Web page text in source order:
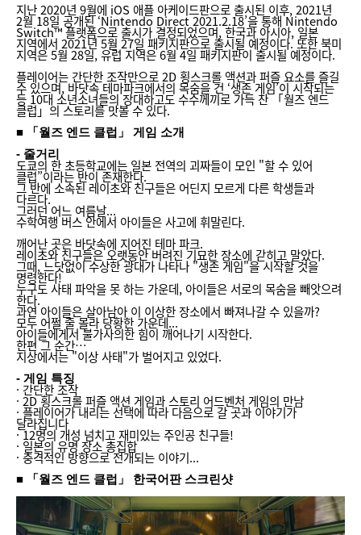
지난 2020년 9월에 iOS 애플 아케이드판으로 출시된 이후, 2021년
2월 18일 공개된 ‘Nintendo Direct 2021.2.18’을 통해 Nintendo
Switch™ 플랫폼으로 출시가 결정되었으며, 한국과 아시아, 일본
지역에서 2021년 5월 27일 패키지판으로 출시될 예정이다. 또한 북미
지역은 5월 28일, 유럽 지역은 6월 4일 패키지판이 출시될 예정이다.
플레이어는 간단한 조작만으로 2D 횡스크롤 액션과 퍼즐 요소를 즐길
수 있으며, 바닷속 테마파크에서의 목숨을 건 ‘생존 게임’이 시작되는
등 10대 소년소녀들의 장대하고도 수수께끼로 가득 찬 「월즈 엔드
클럽」의 스토리를 맛볼 수 있다.
■ 「월즈 엔드 클럽」 게임 소개
- 줄거리
도쿄의 한 초등학교에는 일본 전역의 괴짜들이 모인 "할 수 있어
클럽”이라는 반이 존재한다.
그 반에 소속된 레이초와 친구들은 어딘지 모르게 다른 학생들과
다르다.
그러던 어느 여름날...
수학여행 버스 안에서 아이들은 사고에 휘말린다.
깨어난 곳은 바닷속에 지어진 테마 파크.
레이초와 친구들은 오랫동안 버려진 기묘한 장소에 갇히고 말았다.
그때, 느닷없이 수상한 광대가 나타나 "생존 게임"을 시작할 것을
명령한다!
누구도 사태 파악을 못 하는 가운데, 아이들은 서로의 목숨을 빼앗으려
한다.
과연 아이들은 살아남아 이 이상한 장소에서 빠져나갈 수 있을까?
모두 어쩔 줄 몰라 당황한 가운데...
아이들에게서 불가사의한 힘이 깨어나기 시작한다.
한편 그 순간…
지상에서는 "이상 사태"가 벌어지고 있었다.
- 게임 특징
· 간단한 조작
· 2D 횡스크롤 퍼즐 액션 게임과 스토리 어드벤처 게임의 만남
· 플레이어가 내리는 선택에 따라 다음으로 갈 곳과 이야기가
달라집니다
· 12명의 개성 넘치고 재미있는 주인공 친구들!
· 일본의 유명 장소 총집합
· 충격적인 방향으로 전개되는 이야기...
■ 「월즈 엔드 클럽」 한국어판 스크린샷